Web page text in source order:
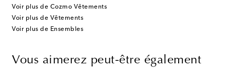
Voir plus de Cozmo Vêtements
Voir plus de Vêtements
Voir plus de Ensembles
Vous aimerez peut-être également